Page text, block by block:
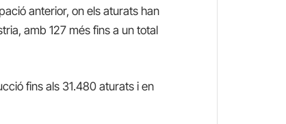
anterior, on els aturats han
amb 127 més fins a un total
fins als 31.480 aturats i en